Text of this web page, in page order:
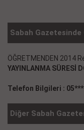
Sabah Gazetesinde
ÖĞRETMENDEN 2014
YAYINLANMA SÜRESİ
Telefon Bilgileri :
Diğer Sabah